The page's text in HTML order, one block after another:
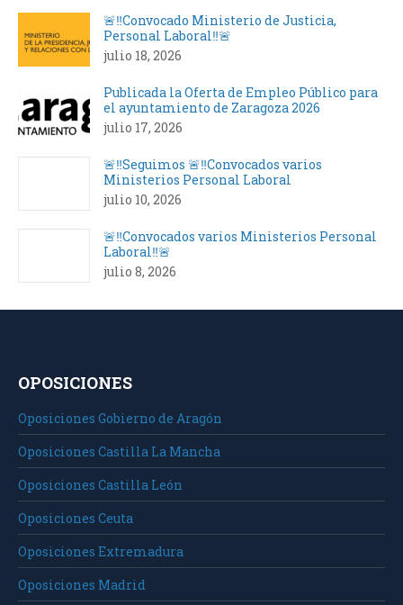
🚨‼️Convocado Ministerio de Justicia,
Personal Laboral‼️🚨
julio 18, 2026
Publicada la Oferta de Empleo Público para
el ayuntamiento de Zaragoza 2026
julio 17, 2026
🚨‼️Seguimos 🚨‼️Convocados varios
Ministerios Personal Laboral
julio 10, 2026
🚨‼️Convocados varios Ministerios Personal
Laboral‼️🚨
julio 8, 2026
OPOSICIONES
Oposiciones Gobierno de Aragón
Oposiciones Castilla La Mancha
Oposiciones Castilla León
Oposiciones Ceuta
Oposiciones Extremadura
Oposiciones Madrid